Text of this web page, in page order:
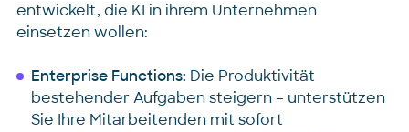
entwickelt, die KI in ihrem Unternehmen
einsetzen wollen:
Enterprise Functions: Die Produktivität
bestehender Aufgaben steigern – unterstützen
Sie Ihre Mitarbeitenden mit sofort